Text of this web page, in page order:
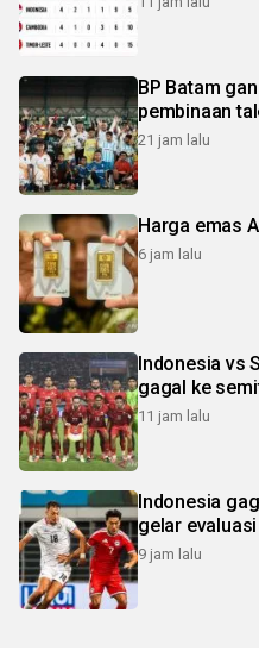
BP Batam
pembinaan
21 jam lalu
Harga emas
6 jam lalu
Indonesia vs
gagal ke
11 jam lalu
Indonesia
gelar evaluasi
9 jam lalu